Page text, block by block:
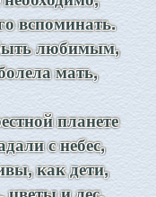
вспоминать.
любимым,
мать,
планете
с небес,
как дети,